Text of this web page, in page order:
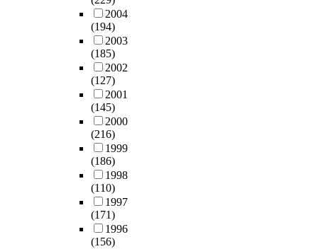
2004
(194)
2003
(185)
2002
(127)
2001
(145)
2000
(216)
1999
(186)
1998
(110)
1997
(171)
1996
(156)